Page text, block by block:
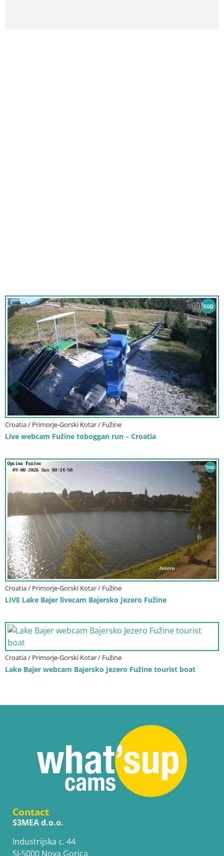
Croatia / Primorje-Gorski Kotar / Fužine
Live webcam Fužine toboggan run – Croatia
Croatia / Primorje-Gorski Kotar / Fužine
LIVE Lake Bajer livecam Bajersko Jezero Fužine
Croatia / Primorje-Gorski Kotar / Fužine
Lake Bajer webcam Bajersko Jezero Fužine tourist boat
Contact
S3MEA d.o.o.
Industrijska c. 44
SI-5000 Nova Gorica